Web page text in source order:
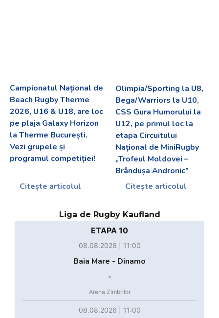
Campionatul Național de
Beach Rugby Therme
2026, U16 & U18, are loc
pe plaja Galaxy Horizon
la Therme București.
Vezi grupele și
programul competiției!
Citește articolul
Olimpia/Sporting la U8,
Bega/Warriors la U10,
CSS Gura Humorului la
U12, pe primul loc la
etapa Circuitului
Național de MiniRugby
„Trofeul Moldovei –
Brândușa Andronic”
Citește articolul
Liga de Rugby Kaufland
ETAPA 10
08.08.2026 | 11:00
Baia Mare - Dinamo
-
Arena Zimbrilor
08.08.2026 | 11:00